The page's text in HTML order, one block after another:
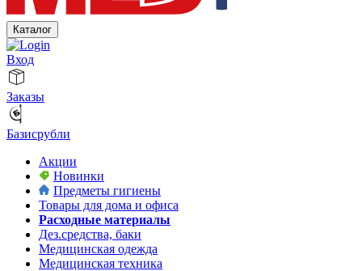
Каталог
Вход
Заказы
Базисрубли
Акции
Новинки
Предметы гигиены
Товары для дома и офиса
Расходные материалы
Дез.средства, баки
Медицинская одежда
Медицинская техника